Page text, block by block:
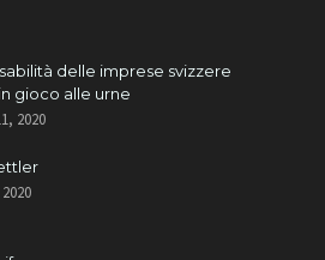
delle imprese svizzere
gioco alle urne
2020